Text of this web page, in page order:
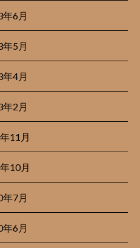
年6月
年5月
年4月
年2月
11月
10月
年7月
年6月